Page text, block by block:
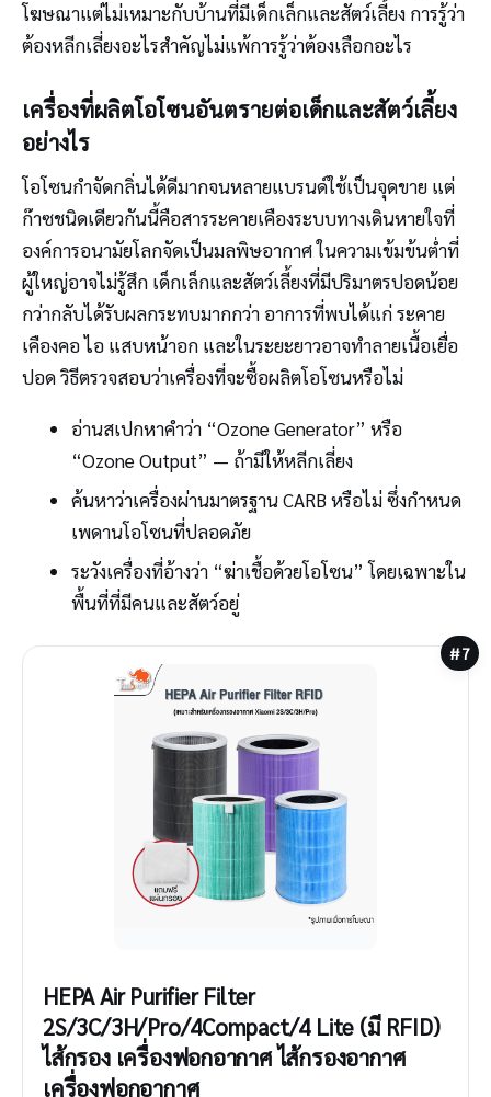
โฆษณาแต่ไม่เหมาะกับบ้านที่มีเด็กเล็กและสัตว์เลี้ยง การรู้ว่า
ต้องหลีกเลี่ยงอะไรสำคัญไม่แพ้การรู้ว่าต้องเลือกอะไร
เครื่องที่ผลิตโอโซนอันตรายต่อเด็กและสัตว์เลี้ยง
อย่างไร
โอโซนกำจัดกลิ่นได้ดีมากจนหลายแบรนด์ใช้เป็นจุดขาย แต่
ก๊าซชนิดเดียวกันนี้คือสารระคายเคืองระบบทางเดินหายใจที่
องค์การอนามัยโลกจัดเป็นมลพิษอากาศ ในความเข้มข้นต่ำที่
ผู้ใหญ่อาจไม่รู้สึก เด็กเล็กและสัตว์เลี้ยงที่มีปริมาตรปอดน้อย
กว่ากลับได้รับผลกระทบมากกว่า อาการที่พบได้แก่ ระคาย
เคืองคอ ไอ แสบหน้าอก และในระยะยาวอาจทำลายเนื้อเยื่อ
ปอด วิธีตรวจสอบว่าเครื่องที่จะซื้อผลิตโอโซนหรือไม่
อ่านสเปกหาคำว่า “Ozone Generator” หรือ
“Ozone Output” — ถ้ามีให้หลีกเลี่ยง
ค้นหาว่าเครื่องผ่านมาตรฐาน CARB หรือไม่ ซึ่งกำหนด
เพดานโอโซนที่ปลอดภัย
ระวังเครื่องที่อ้างว่า “ฆ่าเชื้อด้วยโอโซน” โดยเฉพาะใน
พื้นที่ที่มีคนและสัตว์อยู่
#7
HEPA Air Purifier Filter
2S/3C/3H/Pro/4Compact/4 Lite (มี RFID)
ไส้กรอง เครื่องฟอกอากาศ ไส้กรองอากาศ
เครื่องฟอกอากาศ